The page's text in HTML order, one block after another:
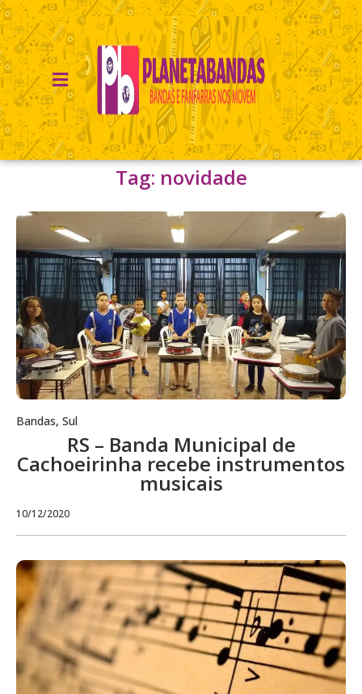
Tag: novidade
Bandas, Sul
RS – Banda Municipal de
Cachoeirinha recebe instrumentos
musicais
10/12/2020